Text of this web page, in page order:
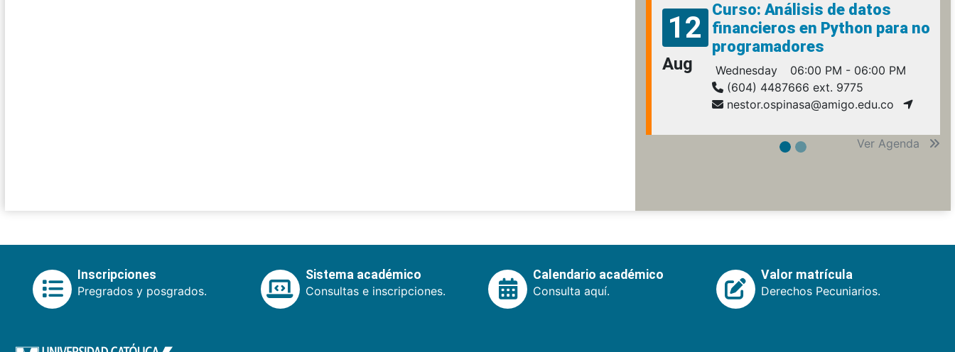
12
Aug
Curso: Análisis de datos
financieros en Python para no
programadores
Wednesday
06:00 PM - 06:00 PM
(604) 4487666 ext. 9775
nestor.ospinasa@amigo.edu.co
Ver Agenda
Inscripciones
Pregrados y posgrados.
Sistema académico
Consultas e inscripciones.
Calendario académico
Consulta aquí.
Valor matrícula
Derechos Pecuniarios.